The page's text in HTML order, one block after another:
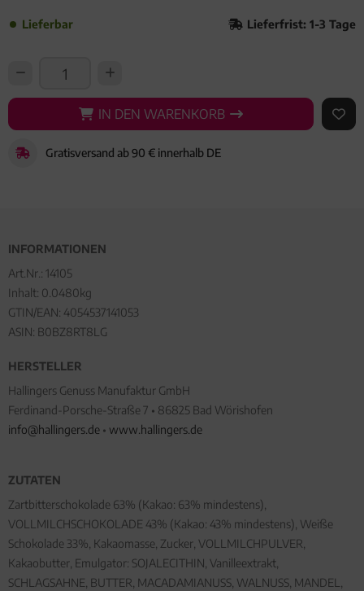
Lieferbar Lieferfrist: 1-3 Tage
IN DEN WARENKORB
IN DEN WARENKORB AUF
Gratisversand ab 90 € innerhalb DE
INFORMATIONEN
Art.Nr.: 14105
Inhalt: 0.0480kg
GTIN/EAN: 4054537141053
ASIN: B0BZ8RT8LG
HERSTELLER
Hallingers Genuss Manufaktur GmbH
Ferdinand-Porsche-Straße 7 • 86825 Bad Wörishofen
info@hallingers.de • www.hallingers.de
ZUTATEN
Zartbitterschokolade 63% (Kakao: 63% mindestens),
VOLLMILCHSCHOKOLADE 43% (Kakao: 43% mindestens), Weiße
Schokolade 33%, Kakaomasse, Zucker, VOLLMILCHPULVER,
Kakaobutter, Emulgator: SOJALECITHIN, Vanilleextrakt,
SCHLAGSAHNE, BUTTER, MACADAMIANUSS, WALNUSS, MANDEL,